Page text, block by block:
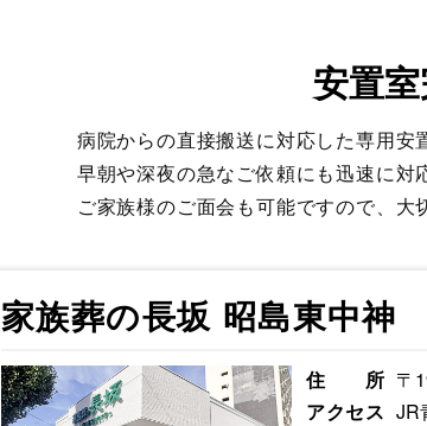
安置
病院からの直接搬送に対応した専用安
早朝や深夜の急なご依頼にも迅速に
ご家族様のご面会も可能ですので、大
家族葬の長坂 昭島東中神
住所 〒
アクセス JR